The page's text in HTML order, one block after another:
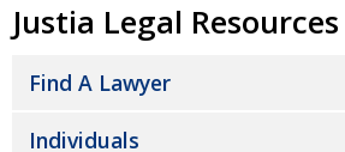
Justia Legal Resources
Find A Lawyer
Individuals